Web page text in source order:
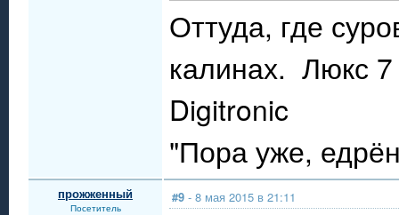
Оттуда, где
калинах. Люкс
Digitronic
"Пора уже,
прожженный
Посетитель
#9 - 8 мая 2015 в 21:11